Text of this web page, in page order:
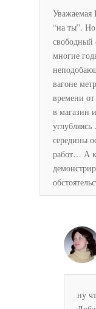
Уважаемая
“на ты”.
свободный
многие
вагоне
времени
в магазин
середины
работ… А
ну